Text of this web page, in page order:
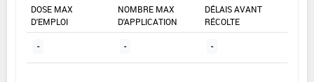
DOSE MAX
D'EMPLOI
NOMBRE MAX
D'APPLICATION
DÉLAIS AVANT
RÉCOLTE
- - -